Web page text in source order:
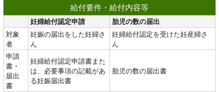
給付要件・給付内容等
妊婦給付認定申請 胎児の数の届出
対象
者
妊娠の届出をした妊婦さ
ん
妊婦給付認定を受けた妊産婦さ
ん
申請
書・
届出
書
妊婦給付認定申請書また
は、必要事項の記載があ
る妊娠届出書
胎児の数の届出書